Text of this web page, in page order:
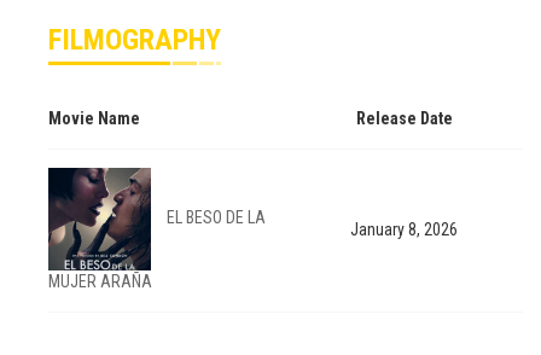
FILMOGRAPHY
Movie Name Release Date
EL BESO DE LA
MUJER ARAÑA
January 8, 2026